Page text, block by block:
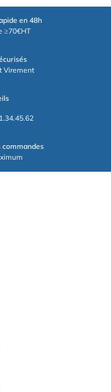
en 48h
≥70€HT
Virement
commandes